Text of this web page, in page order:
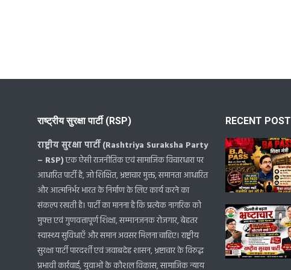
राष्ट्रीय सुरक्षा पार्टी (RSP)
राष्ट्रीय सुरक्षा पार्टी (Rashtriya Suraksha Party
– RSP)एक ऐसी राजनीतिक एवं सामाजिक विचारधारा पर
आधारित पार्टी है, जो शिक्षित, भ्रष्टाचार मुक्त, समानता आधारित
और आत्मनिर्भर भारत के निर्माण के लिए कार्य करने का
संकल्प रखती है। पार्टी का मानना है कि प्रत्येक नागरिक को
मुफ्त एवं गुणवत्तापूर्ण शिक्षा, सम्मानजनक रोजगार, बेहतर
स्वास्थ्य सुविधाएँ और समान अवसर मिलना चाहिए। राष्ट्रीय
सुरक्षा पार्टी पारदर्शी एवं जवाबदेह शासन, भ्रष्टाचार के विरुद्ध
प्रभावी कार्रवाई, युवाओं के कौशल विकास, सामाजिक न्याय
RECENT POST